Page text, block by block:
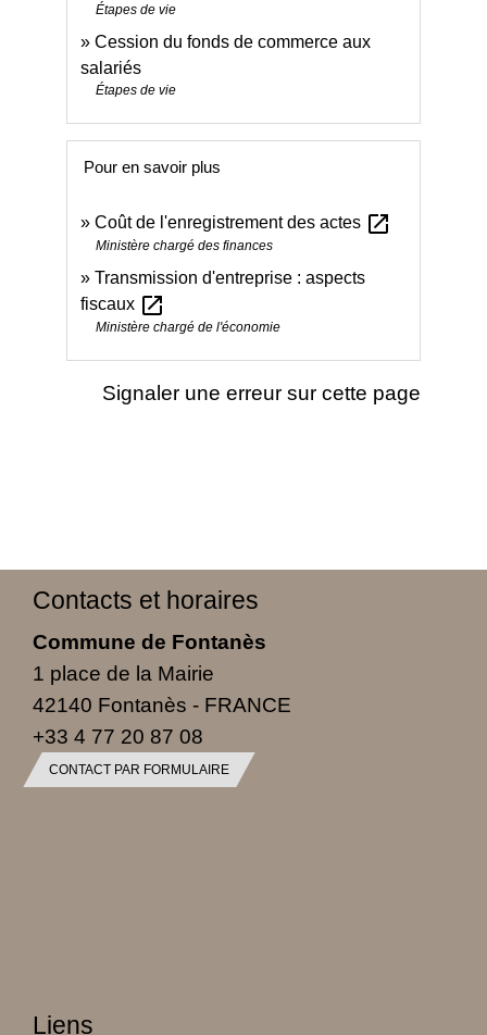
Étapes de vie
Cession du fonds de commerce aux
salariés
Étapes de vie
Pour en savoir plus
Coût de l'enregistrement des actes open_in_new
Ministère chargé des finances
Transmission d'entreprise : aspects
fiscaux open_in_new
Ministère chargé de l'économie
Signaler une erreur sur cette page
Contacts et horaires
Commune de Fontanès
1 place de la Mairie
42140 Fontanès - FRANCE
+33 4 77 20 87 08
CONTACT PAR FORMULAIRE
Liens